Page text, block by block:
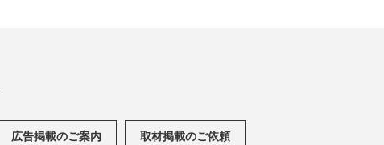
広告掲載のご案内 取材掲載のご依頼